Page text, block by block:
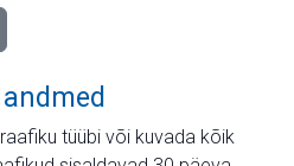
tüübi või kuvada kõik